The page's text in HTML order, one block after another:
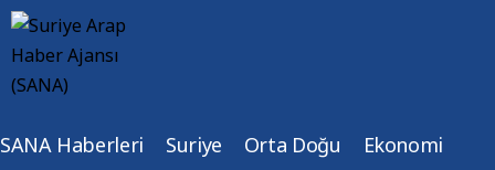
SANA Haberleri Suriye Orta Doğu Ekonomi